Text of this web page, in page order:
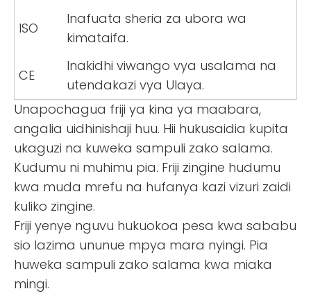
ISO
Inafuata sheria za ubora wa
kimataifa.
CE
Inakidhi viwango vya usalama na
utendakazi vya Ulaya.
Unapochagua friji ya kina ya maabara,
angalia uidhinishaji huu. Hii hukusaidia kupita
ukaguzi na kuweka sampuli zako salama.
Kudumu ni muhimu pia. Friji zingine hudumu
kwa muda mrefu na hufanya kazi vizuri zaidi
kuliko zingine.
Friji yenye nguvu hukuokoa pesa kwa sababu
sio lazima ununue mpya mara nyingi. Pia
huweka sampuli zako salama kwa miaka
mingi.